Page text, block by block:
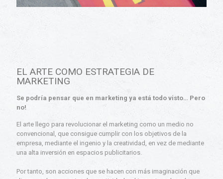
EL ARTE COMO ESTRATEGIA DE
MARKETING
Se podría pensar que en marketing ya está todo visto… Pero
no!
El arte llego para revolucionar el marketing como un medio no
convencional, que consigue cumplir con los objetivos de la
empresa, mediante el ingenio y la creatividad, en vez de mediante
una alta inversión en espacios publicitarios.
Por tanto, son acciones que se hacen con más imaginación que